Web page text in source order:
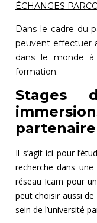
ÉCHANGES
Dans le cadre du
peuvent effectuer
dans le monde
formation.
Stages
partenaire
Il s’agit ici pour
recherche dans
réseau Icam pour
peut choisir aussi
sein de l’université